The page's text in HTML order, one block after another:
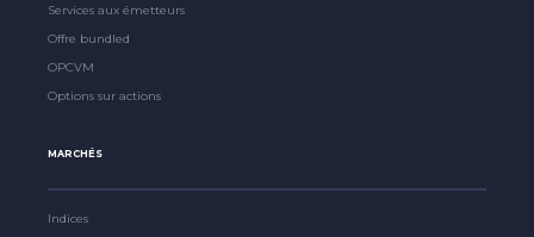
Services aux émetteurs
Offre bundled
OPCVM
Options sur actions
MARCHÉS
Indices